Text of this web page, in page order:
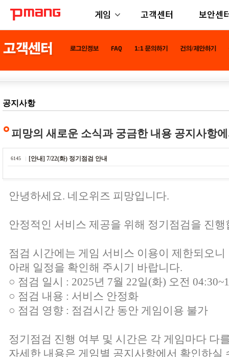
게임 고객센터 보안센
공지사항
피망의 새로운 소식과 궁금한 내용 공지사항
6145 [안내] 7/22(화) 정기점검 안내
안녕하세요. 네오위즈 피망입니다.
안정적인 서비스 제공을 위해 정기점검을 진행
점검 시간에는 게임 서비스 이용이 제한되오니
아래 일정을 확인해 주시기 바랍니다.
○ 점검 일시 : 2025년 7월 22일(화) 오전
○ 점검 내용 : 서비스 안정화
○ 점검 영향 : 점검시간 동안 게임이용 불가
정기점검 진행 여부 및 시간은 각 게임마다 다
자세한 내용은 게임별 공지사항에서 확인하실